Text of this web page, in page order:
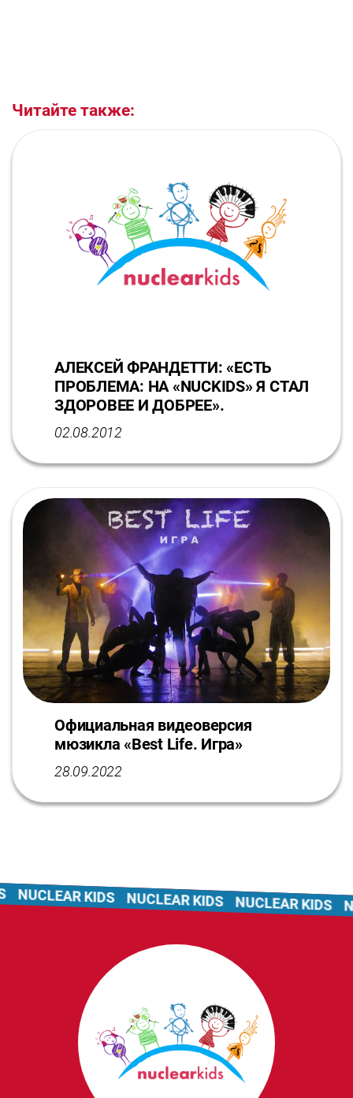
Читайте также:
АЛЕКСЕЙ ФРАНДЕТТИ: «ЕСТЬ
ПРОБЛЕМА: НА «NUCKIDS» Я СТАЛ
ЗДОРОВЕЕ И ДОБРЕЕ».
02.08.2012
Официальная видеоверсия
мюзикла «Best Life. Игра»
28.09.2022
NUCLEAR KIDS NUCLEAR KIDS NUCLEAR KIDS